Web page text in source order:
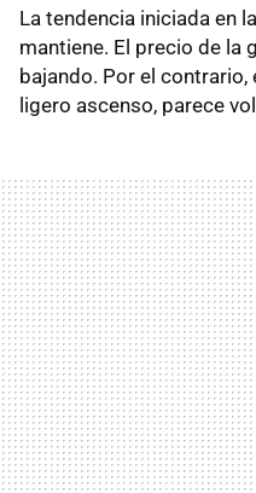
La tendencia iniciada en
mantiene. El precio de la
bajando. Por el contrario,
ligero ascenso, parece